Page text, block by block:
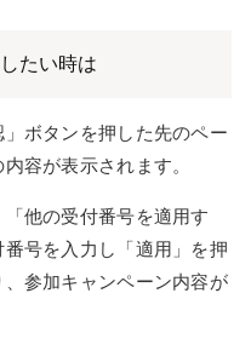
たい時は
ボタンを押した先のペー
容が表示されます。
他の受付番号を適用す
号を入力し「適用」を押
参加キャンペーン内容が